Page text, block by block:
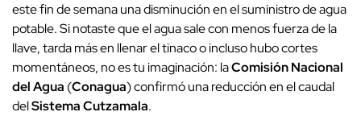
este fin de semana una disminución en el suministro de agua
potable. Si notaste que el agua sale con menos fuerza de la
llave, tarda más en llenar el tinaco o incluso hubo cortes
momentáneos, no es tu imaginación: laComisión Nacional
del Agua (Conagua) confirmó una reducción en el caudal
delSistema Cutzamala.